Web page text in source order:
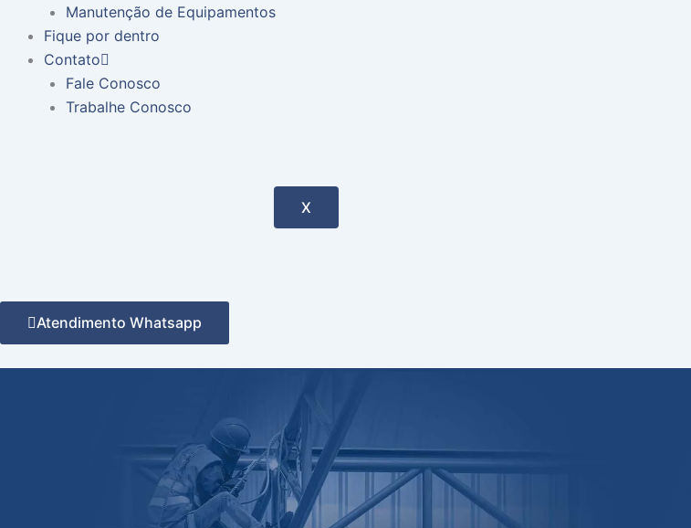
Manutenção de Equipamentos
Fique por dentro
Contato
Fale Conosco
Trabalhe Conosco
X
Atendimento Whatsapp